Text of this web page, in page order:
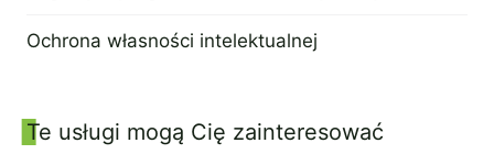
Ochrona własności intelektualnej
Te usługi mogą Cię zainteresować